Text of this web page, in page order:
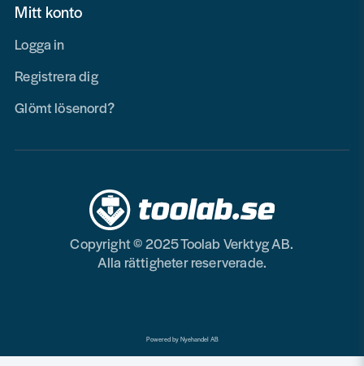
Mitt konto
Logga in
Registrera dig
Glömt lösenord?
Copyright © 2025 Toolab Verktyg AB.
Alla rättigheter reserverade.
Powered by Nyehandel AB